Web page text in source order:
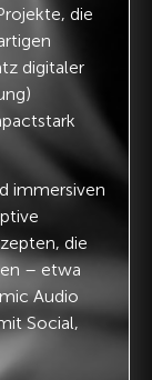
die
digitaler
immersiven
die
– etwa
Audio
Social,